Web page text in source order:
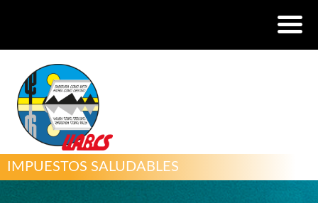
IMPUESTOS SALUDABLES